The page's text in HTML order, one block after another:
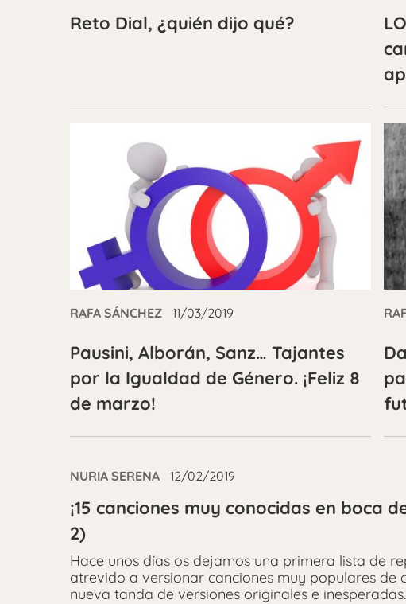
Reto Dial, ¿quién dijo qué?
RAFA SÁNCHEZ 11/03/2019
Pausini, Alborán, Sanz… Tajantes
por la Igualdad de Género. ¡Feliz 8
de marzo!
NURIA SERENA 12/02/2019
¡15 canciones muy conocidas en boca
2)
Hace unos días os dejamos una primera lista de
atrevido a versionar canciones muy populares de
nueva tanda de versiones originales e